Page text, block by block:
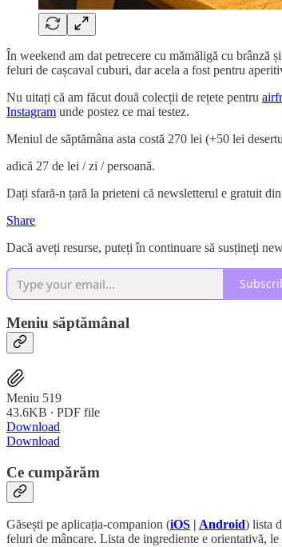
În weekend am dat petrecere cu mămăligă cu brânză
feluri de cașcaval cuburi, dar acela a fost pentru
Nu uitați că am făcut două colecții de rețete pentru
Instagram unde postez ce mai testez.
Meniul de săptămâna asta costă 270 lei (+50 lei
adică 27 de lei / zi / persoană.
Dați sfară-n țară la prieteni că newsletterul e gratuit
Share
Dacă aveți resurse, puteți în continuare să susțineți
Meniu săptămânal
Meniu 519
43.6KB ∙ PDF file
Download
Download
Ce cumpărăm
Găsești pe aplicația-companion (iOS | Android) lista
feluri de mâncare. Lista de ingrediente e orientativă,